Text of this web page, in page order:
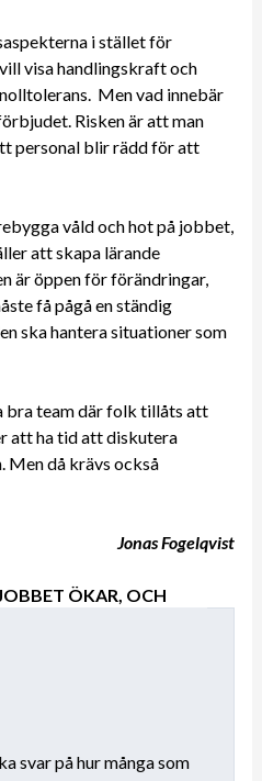
i stället för
visa handlingskraft och
Men vad innebär
Risken är att man
personal blir rädd för att
våld och hot på jobbet,
att skapa lärande
är öppen för förändringar,
få pågå en ständig
ska hantera situationer som
bra team där folk tillåts att
att ha tid att diskutera
Men då krävs också
Jonas Fogelqvist
ÖKAR, OCH
svar på hur många som